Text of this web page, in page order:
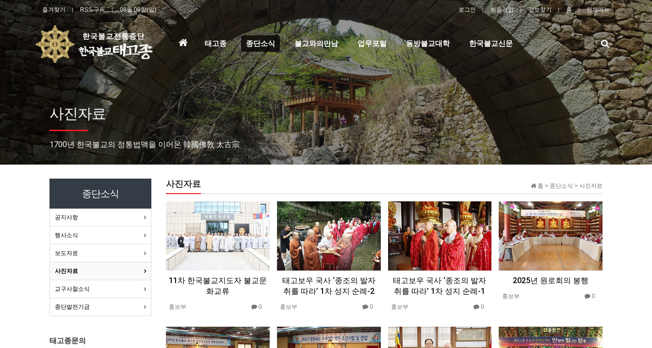
즐겨찾기 RSS 구독 08월 09일(일) 로그인 회원가입 정보찾기 홈 전체메뉴
홈
태고종 종단소식 불교와의만남 업무포털 동방불교대학 한국불교신문
검
색
사진자료
1700년 한국불교의 정통법맥을 이어온 韓國佛敎 太古宗
홈 > 종단소식 > 사진자료
사진자료
11차 한국불교지도자 불교문
화교류
홍보부 0
태고보우 국사 ‘종조의 발자
취를 따라’ 1차 성지 순례-2
홍보부 0
태고보우 국사 ‘종조의 발자
취를 따라’ 1차 성지 순례-1
홍보부 0
2025년 원로회의 봉행
홍보부 0
종단소식
공지사항
행사소식
보도자료
사진자료
교구사찰소식
종단발전기금
태고종문의